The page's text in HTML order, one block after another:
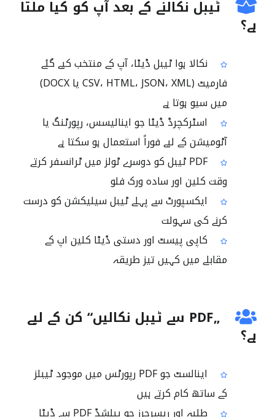
ٹیبل نکالنے کے بعد آپ کو کیا ملتا
ہے؟
نکالا ہوا ٹیبل ڈیٹا، آپ کے منتخب کیے گئے
فارمیٹ (CSV، HTML، JSON، XML یا DOCX)
میں سیو ہوتا ہے
اسٹرکچرڈ ڈیٹا جو اینالیسس، رپورٹنگ یا
آٹومیشن کے لیے فوراً استعمال ہو سکتا ہے
PDF ٹیبل کو دوسرے ٹولز میں ٹرانسفر کرتے
وقت کلین اور سادہ ورک فلو
ایکسپورٹ سے پہلے ٹیبل سیلیکشن کو درست
کرنے کی سہولت
کاپی پیسٹ اور دستی ڈیٹا کلین اپ کے
مقابلے میں کہیں تیز طریقہ
„PDF سے ٹیبل نکالیں“ کن کے لیے
ہے؟
اینالسٹ جو PDF رپورٹس میں موجود ٹیبلز
کے ساتھ کام کرتے ہیں
طلبہ اور ریسرچرز جو پبلشڈ PDF سے ڈیٹا